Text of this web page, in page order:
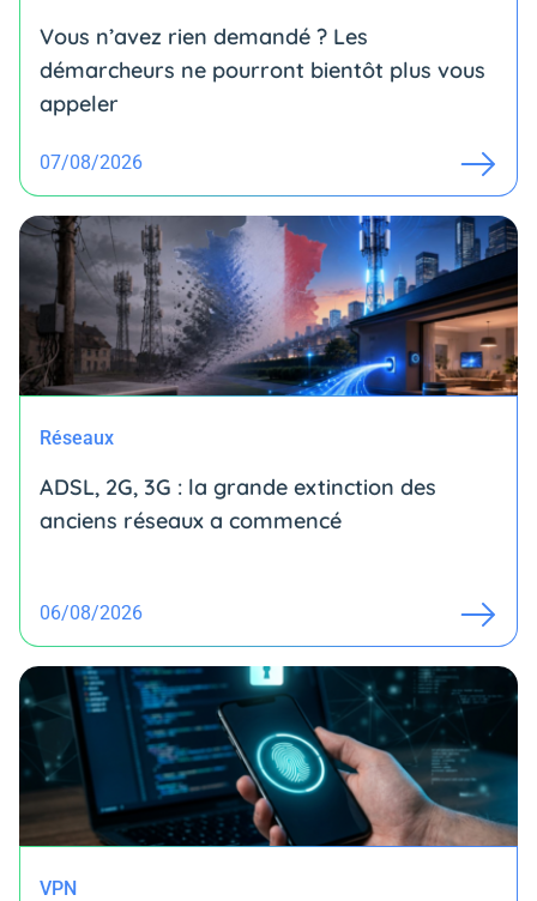
Vous n’avez rien demandé ? Les
démarcheurs ne pourront bientôt plus vous
appeler
07/08/2026
Réseaux
ADSL, 2G, 3G : la grande extinction des
anciens réseaux a commencé
06/08/2026
VPN